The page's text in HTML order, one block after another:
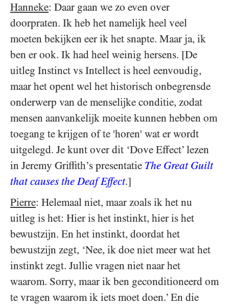
Hanneke: Daar gaan we zo even over
doorpraten. Ik heb het namelijk heel veel
moeten bekijken eer ik het snapte. Maar ja, ik
ben er ook. Ik had heel weinig hersens. [De
uitleg Instinct vs Intellect is heel eenvoudig,
maar het opent wel het historisch onbegrensde
onderwerp van de menselijke conditie, zodat
mensen aanvankelijk moeite kunnen hebben om
toegang te krijgen of te 'horen' wat er wordt
uitgelegd. Je kunt over dit ‘Dove Effect’ lezen
in Jeremy Griffith’s presentatie The Great Guilt
that causes the Deaf Effect.]
Pierre: Helemaal niet, maar zoals ik het nu
uitleg is het: Hier is het instinkt, hier is het
bewustzijn. En het instinkt, doordat het
bewustzijn zegt, ‘Nee, ik doe niet meer wat het
instinkt zegt. Jullie vragen niet naar het
waarom. Sorry, maar ik ben geconditioneerd om
te vragen waarom ik iets moet doen.’ En die